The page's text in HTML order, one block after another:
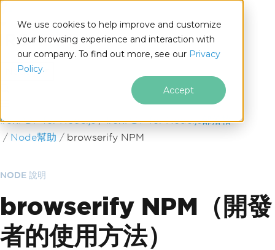
We use cookies to help improve and customize
your browsing experience and interaction with
our company. To find out more, see our Privacy
Policy.
Accept
Node.js
跳至頁尾內容
IronPDF for Node.js
IronPDF for Node.js部落格
Node幫助
browserify NPM
NODE 說明
browserify NPM（開發
者的使用方法）